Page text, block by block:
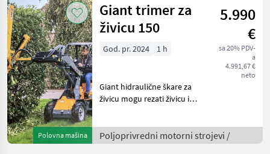
Polovna mašina
Giant trimer za
živicu 150
5.990
€
sa 20% PDV-
a
4.991,67 €
neto
God. pr. 2024 1 h
Giant hidraulične škare za
živicu mogu rezati živicu i
Potreban je jedan
dvosmjerni hidraulički
Poljoprivredni motorni strojevi /